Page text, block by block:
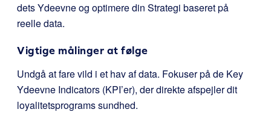
dets Ydeevne og optimere din Strategi baseret på
reelle data.
Vigtige målinger at følge
Undgå at fare vild i et hav af data. Fokuser på de Key
Ydeevne Indicators (KPI’er), der direkte afspejler dit
loyalitetsprograms sundhed.